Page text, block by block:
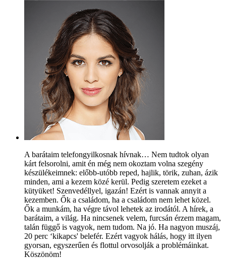
A barátaim telefongyilkosnak hívnak… Nem tudtok olyan
kárt felsorolni, amit én még nem okoztam volna szegény
készülékeimnek: előbb-utóbb reped, hajlik, törik, zuhan, ázik
minden, ami a kezem közé kerül. Pedig szeretem ezeket a
kütyüket! Szenvedéllyel, igazán! Ezért is vannak annyit a
kezemben. Ők a családom, ha a családom nem lehet közel.
Ők a munkám, ha végre távol lehetek az irodától. A hírek, a
barátaim, a világ. Ha nincsenek velem, furcsán érzem magam,
talán függő is vagyok, nem tudom. Na jó. Ha nagyon muszáj,
20 perc ‘kikapcs' belefér. Ezért vagyok hálás, hogy itt ilyen
gyorsan, egyszerűen és flottul orvosolják a problémáinkat.
Köszönöm!